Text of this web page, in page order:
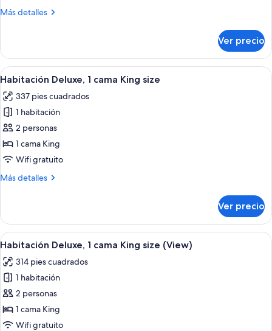
King
Basketball)
Más detalles
Más
1
cama
King
(Proper
Basketball)
Ver precio
Abrir
todas
las
fotos
de
Habitación
Deluxe,
cama
Una cama bien hecha con un
4
Habitación Deluxe, 1 cama King size
337 pies cuadrados
1 habitación
2 personas
1 cama King
Wifi gratuito
Más detalles
Más
Deluxe,
cama
size
Ver precio
Abrir
todas
las
fotos
de
Habitación
Deluxe,
Una cama bien hecha con un
4
Habitación Deluxe, 1 cama King size (View)
314 pies cuadrados
1 habitación
2 personas
1 cama King
Wifi gratuito